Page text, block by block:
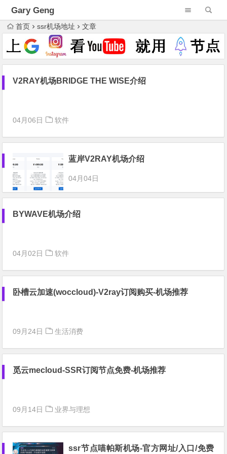
Gary Geng
首页 ssr机场地址 文章
V2RAY机场BRIDGE THE WISE介绍
04月06日 软件
蓝岸V2RAY机场介绍
04月04日
BYWAVE机场介绍
04月02日 软件
卧槽云加速(woccloud)-V2ray订阅购买-机场推荐
09月24日 生活消费
觅云mecloud-SSR订阅节点免费-机场推荐
09月14日 业界与理想
ssr节点喵帕斯机场-官方网址/入口/免费